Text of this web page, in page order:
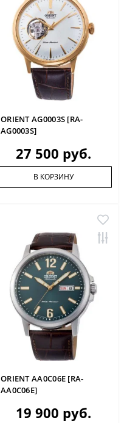
ORIENT AG0003S [RA-
AG0003S]
27 500 руб.
В КОРЗИНУ
ORIENT AA0C06E [RA-
AA0C06E]
19 900 руб.